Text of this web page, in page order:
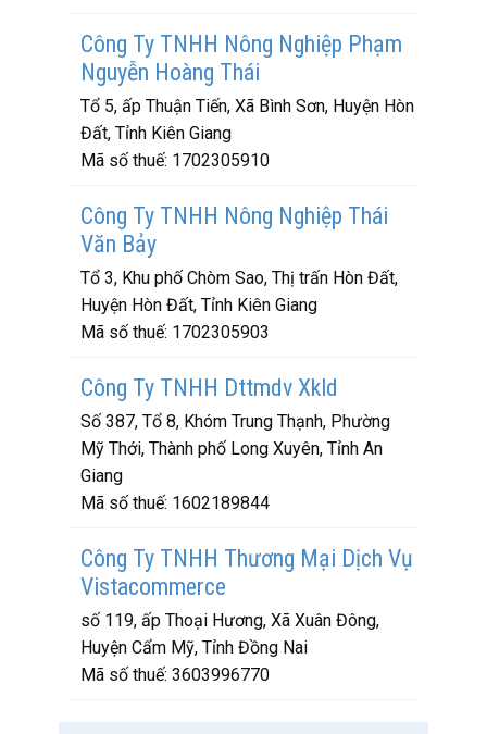
Công Ty TNHH Nông Nghiệp Phạm
Nguyễn Hoàng Thái
Tổ 5, ấp Thuận Tiến, Xã Bình Sơn, Huyện Hòn
Đất, Tỉnh Kiên Giang
Mã số thuế: 1702305910
Công Ty TNHH Nông Nghiệp Thái
Văn Bảy
Tổ 3, Khu phố Chòm Sao, Thị trấn Hòn Đất,
Huyện Hòn Đất, Tỉnh Kiên Giang
Mã số thuế: 1702305903
Công Ty TNHH Dttmdv Xkld
Số 387, Tổ 8, Khóm Trung Thạnh, Phường
Mỹ Thới, Thành phố Long Xuyên, Tỉnh An
Giang
Mã số thuế: 1602189844
Công Ty TNHH Thương Mại Dịch Vụ
Vistacommerce
số 119, ấp Thoại Hương, Xã Xuân Đông,
Huyện Cẩm Mỹ, Tỉnh Đồng Nai
Mã số thuế: 3603996770